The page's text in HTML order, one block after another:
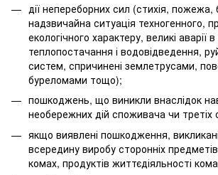
дії непереборних сил (стихія, пожежа,
надзвичайна ситуація техногенного,
екологічного характеру, великі аварії
теплопостачання і водовідведення,
систем, спричинені землетрусами,
буреломами тощо);
пошкоджень, що виникли внаслідок
необережних дій споживача чи третіх
якщо виявлені пошкодження,
всередину виробу сторонніх
комах, продуктів життєдіяльності